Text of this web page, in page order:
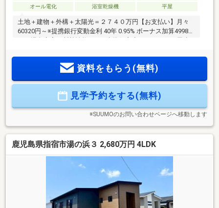
オール電化
浴室乾燥機 平屋
土地＋建物＋外構＋太陽光＝２７４０万円【お支払い】月々
60320円～※提携銀行変動金利 40年 0.95% ボーナス加算49980
ーク・ウォークインクローゼット・全居室クローゼット）で
お部屋が片付く！◆太陽光4.3ｋｗ標準装備とオール電化で
険がお安くなる！ご見学できます。お住まいのこともご相談
ください。【TEL 0995-55-5510】
資料をもらう(無料)
見学予約をする(無料)
※SUUMOのお問い合わせページへ移動します
鹿児島県指宿市湯の浜３ 2,680万円 4LDK